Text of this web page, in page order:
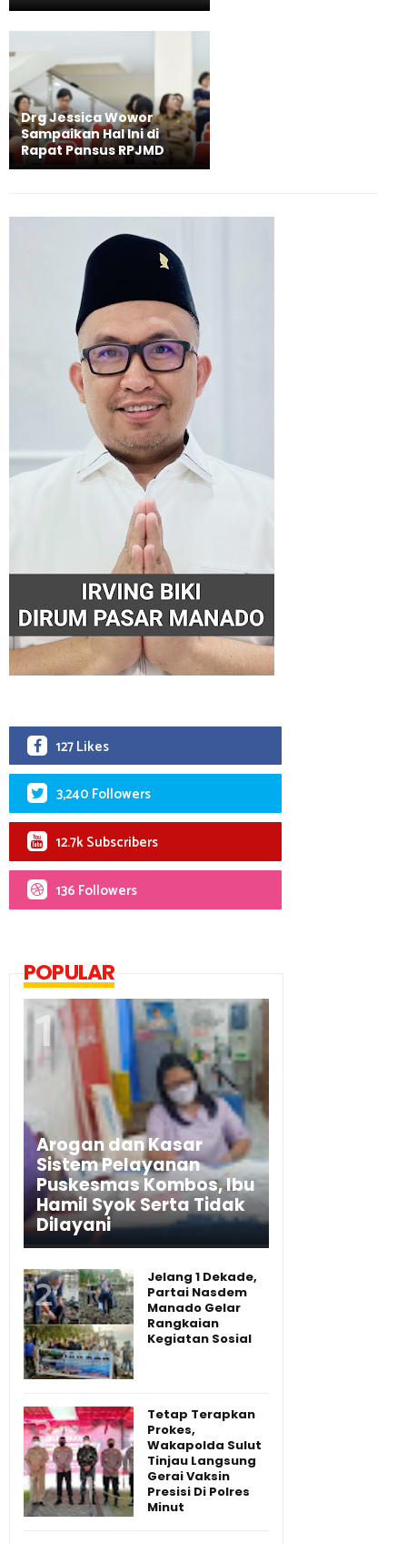
Drg Jessica Wowor
Sampaikan Hal Ini di
Rapat Pansus RPJMD
127 Likes
3,240 Followers
12.7k Subscribers
136 Followers
POPULAR
Arogan dan Kasar
Sistem Pelayanan
Puskesmas Kombos, Ibu
Hamil Syok Serta Tidak
Dilayani
Jelang 1 Dekade,
Partai Nasdem
Manado Gelar
Rangkaian
Kegiatan Sosial
Tetap Terapkan
Prokes,
Wakapolda Sulut
Tinjau Langsung
Gerai Vaksin
Presisi Di Polres
Minut